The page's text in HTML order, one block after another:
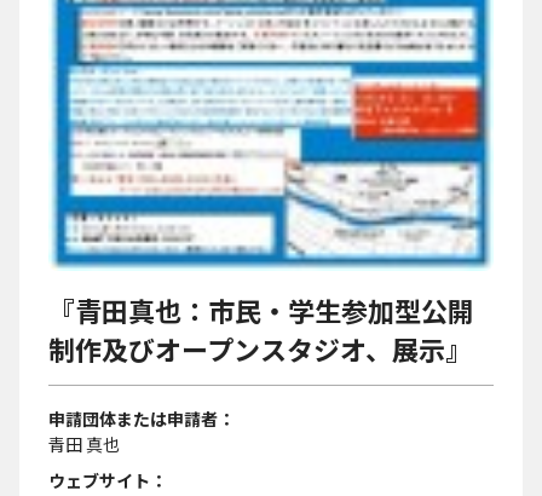
『青田真也：市民・学生参加型公開
制作及びオープンスタジオ、展示』
申請団体または申請者
青田 真也
ウェブサイト